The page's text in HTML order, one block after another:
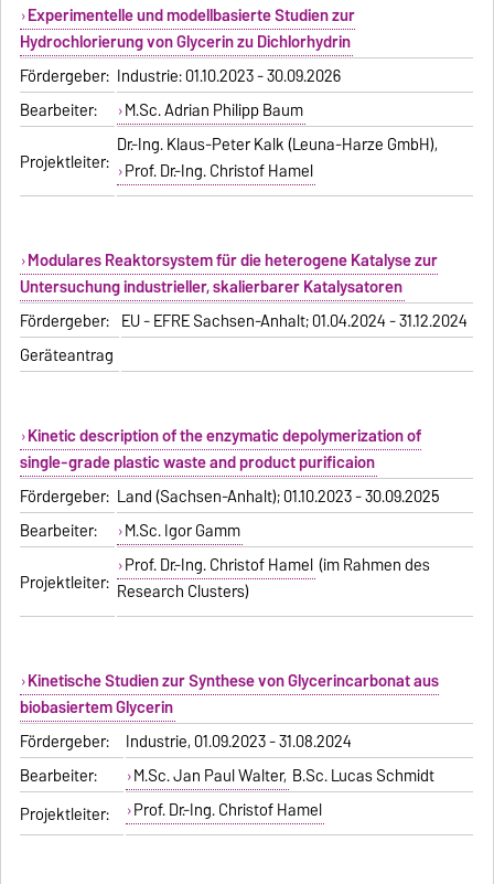
Experimentelle und modellbasierte Studien zur
Hydrochlorierung von Glycerin zu Dichlorhydrin
Fördergeber: Industrie: 01.10.2023 - 30.09.2026
Bearbeiter:
M.Sc. Adrian Philipp Baum
Projektleiter:
Dr.-Ing. Klaus-Peter Kalk (Leuna-Harze GmbH),
Prof. Dr.-Ing. Christof Hamel
Modulares Reaktorsystem für die heterogene Katalyse zur
Untersuchung industrieller, skalierbarer Katalysatoren
Fördergeber: EU - EFRE Sachsen-Anhalt; 01.04.2024 - 31.12.2024
Geräteantrag
Kinetic description of the enzymatic depolymerization of
single-grade plastic waste and product purificaion
Fördergeber: Land (Sachsen-Anhalt); 01.10.2023 - 30.09.2025
Bearbeiter:
M.Sc. Igor Gamm
Projektleiter:
Prof. Dr.-Ing. Christof Hamel (im Rahmen des
Research Clusters)
Kinetische Studien zur Synthese von Glycerincarbonat aus
biobasiertem Glycerin
Fördergeber:
Industrie, 01.09.2023 - 31.08.2024
Bearbeiter:
M.Sc. Jan Paul Walter, B.Sc. Lucas Schmidt
Projektleiter:
Prof. Dr.-Ing. Christof Hamel